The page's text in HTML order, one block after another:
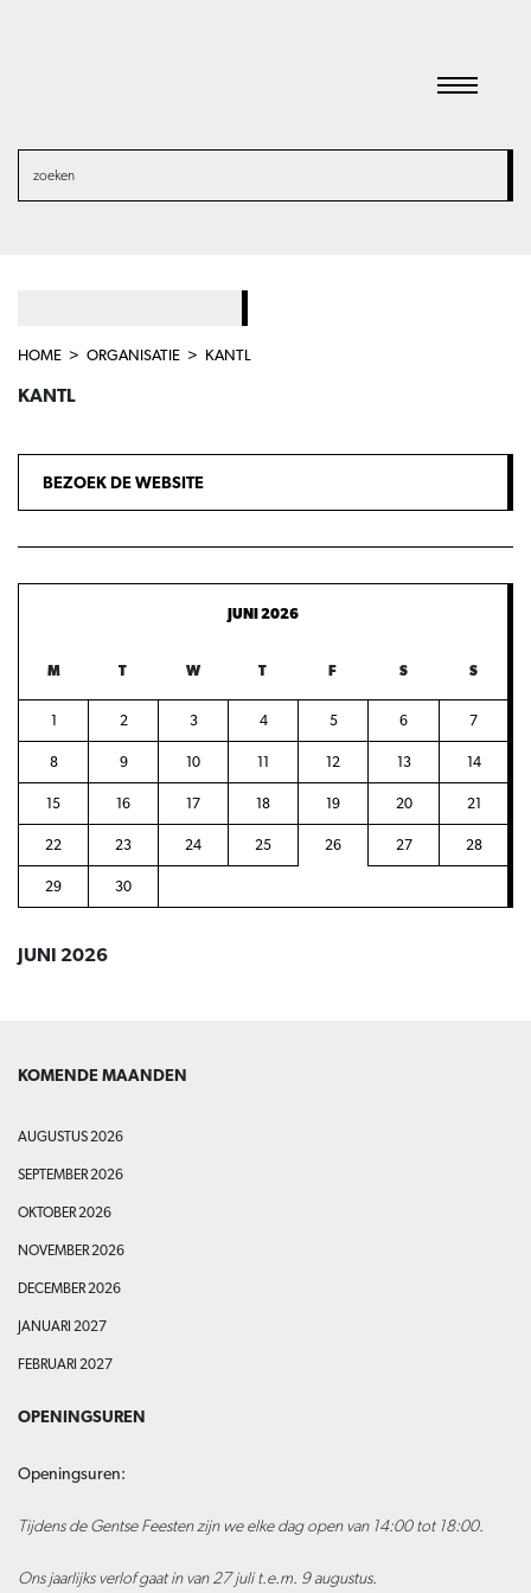
HOME ORGANISATIE KANTL
KANTL
BEZOEK DE WEBSITE
JUNI 2026
M T W T F S S
1 2 3 4 5 6 7
8 9 10 11 12 13 14
15 16 17 18 19 20 21
22 23 24 25 26 27 28
29 30
JUNI 2026
KOMENDE MAANDEN
AUGUSTUS 2026
SEPTEMBER 2026
OKTOBER 2026
NOVEMBER 2026
DECEMBER 2026
JANUARI 2027
FEBRUARI 2027
OPENINGSUREN
Openingsuren:
Tijdens de Gentse Feesten zijn we elke dag open van 14:00 tot 18:00.
Ons jaarlijks verlof gaat in van 27 juli t.e.m. 9 augustus.